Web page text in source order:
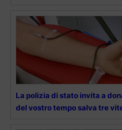
La polizia di stato invita a
del vostro tempo salva tre